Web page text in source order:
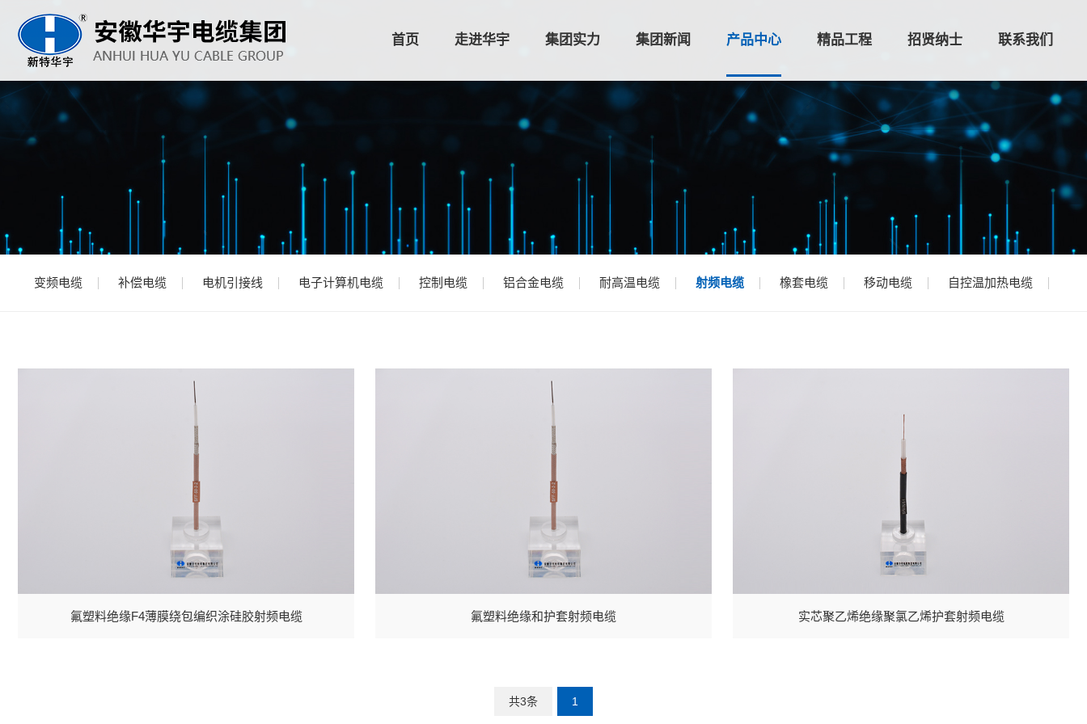
首页 走进华宇 集团实力 集团新闻 产品中心 精品工程 招贤纳士 联系我们
变频电缆 补偿电缆 电机引接线 电子计算机电缆 控制电缆 铝合金电缆 耐高温电缆 射频电缆 橡套电缆 移动电缆 自控温加热电缆
氟塑料绝缘F4薄膜绕包编织涂硅胶射频电缆 氟塑料绝缘和护套射频电缆 实芯聚乙烯绝缘聚氯乙烯护套射频电缆
共3条 1